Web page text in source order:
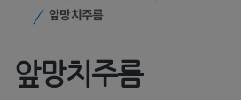
앞망치주름
앞망치주름